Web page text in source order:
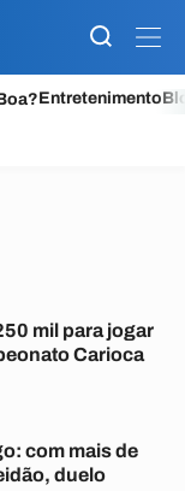
Entretenimento
mil para jogar
Carioca
com mais de
duelo